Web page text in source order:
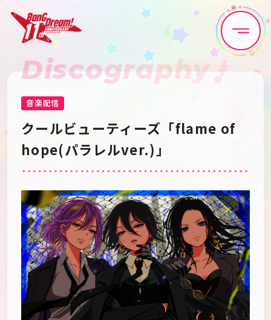
Home News
Live•Event
Artist Anime
Schedule About
Goods
Discography
音楽配信
クールビューティーズ「flame of
hope(パラレルver.)」